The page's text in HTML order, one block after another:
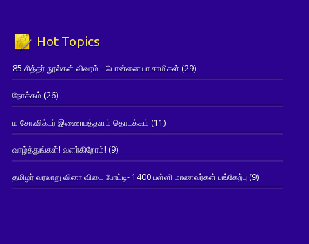
Hot Topics
85 சித்தர் நூல்கள் விவரம் - பொன்னையா சாமிகள் (29)
நோக்கம் (26)
ம.சோ.விக்டர் இணையத்தளம் தொடக்கம் (11)
வாழ்த்துங்கள்! வளர்கிறோம்! (9)
தமிழர் வரலாறு வினா விடை போட்டி- 1400 பள்ளி மாணவர்கள் பங்கேற்பு(9)